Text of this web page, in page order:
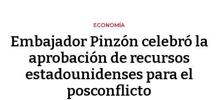
ECONOMÍA
Embajador Pinzón celebró la
aprobación de recursos
estadounidenses para el
posconflicto